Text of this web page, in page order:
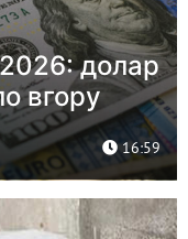
долар
вгору
16:59